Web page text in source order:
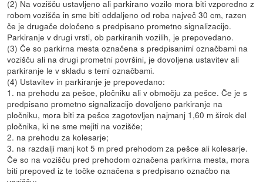
(2) Na vozišču ustavljeno ali parkirano vozilo mora biti vzporedno z
robom vozišča in sme biti oddaljeno od roba največ 30 cm, razen
če je drugače določeno s predpisano prometno signalizacijo.
Parkiranje v drugi vrsti, ob parkiranih vozilih, je prepovedano.
(3) Če so parkirna mesta označena s predpisanimi označbami na
vozišču ali na drugi prometni površini, je dovoljena ustavitev ali
parkiranje le v skladu s temi označbami.
(4) Ustavitev in parkiranje je prepovedano:
1. na prehodu za pešce, pločniku ali v območju za pešce. Če je s
predpisano prometno signalizacijo dovoljeno parkiranje na
pločniku, mora biti za pešce zagotovljen najmanj 1,60 m širok del
pločnika, ki ne sme mejiti na vozišče;
2. na prehodu za kolesarje;
3. na razdalji manj kot 5 m pred prehodom za pešce ali kolesarje.
Če so na vozišču pred prehodom označena parkirna mesta, mora
biti prepoved iz te točke označena s predpisano označbo na